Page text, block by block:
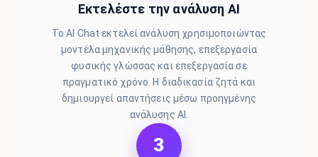
Εκτελέστε την ανάλυση AI
Το AI Chat εκτελεί ανάλυση χρησιμοποιώντας
μοντέλα μηχανικής μάθησης, επεξεργασία
φυσικής γλώσσας και επεξεργασία σε
πραγματικό χρόνο. Η διαδικασία ζητά και
δημιουργεί απαντήσεις μέσω προηγμένης
ανάλυσης AI.
3